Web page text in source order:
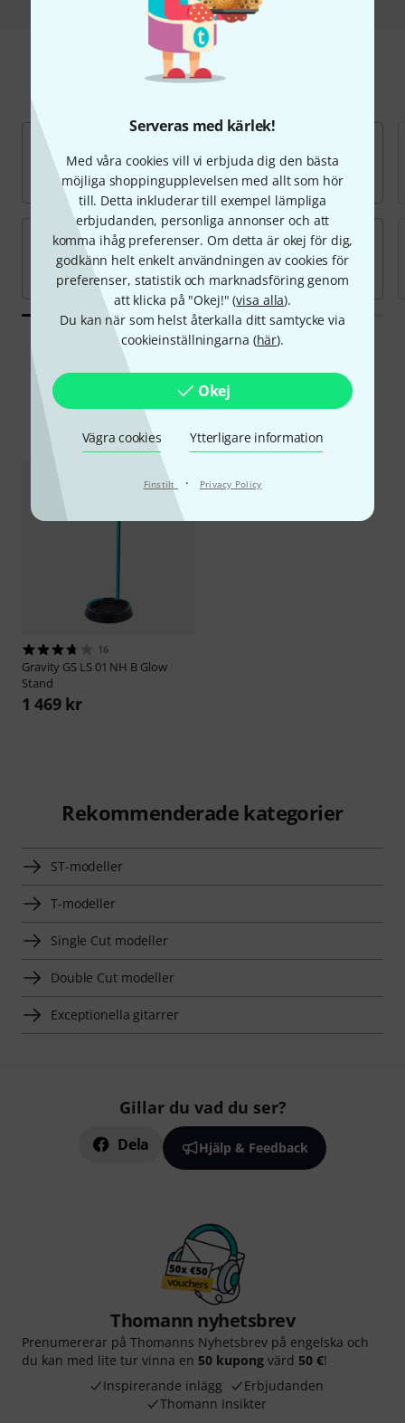
Serveras med kärlek!
Med våra cookies vill vi erbjuda dig den bästa
möjliga shoppingupplevelsen med allt som hör
till. Detta inkluderar till exempel lämpliga
erbjudanden, personliga annonser och att
komma ihåg preferenser. Om detta är okej för dig,
godkänn helt enkelt användningen av cookies för
preferenser, statistik och marknadsföring genom
att klicka på "Okej!" (visa alla).
Du kan när som helst återkalla ditt samtycke via
cookieinställningarna (här).
Okej
Vägra cookies Ytterligare information
Finstilt · Privacy Policy
Hitta Single Cut modeller
Erbjudanden
Hot Deals
16
Gravity GS LS 01 NH B Glow
Stand
1 469 kr
Rekommenderade kategorier
ST-modeller
T-modeller
Single Cut modeller
Double Cut modeller
Exceptionella gitarrer
Gillar du vad du ser?
Dela Hjälp & Feedback
Thomann nyhetsbrev
Prenumererar på Thomanns Nyhetsbrev på engelska och
du kan med lite tur vinna en 50 kupong värd 50 €!
Inspirerande inlägg
Erbjudanden
Thomann Insikter